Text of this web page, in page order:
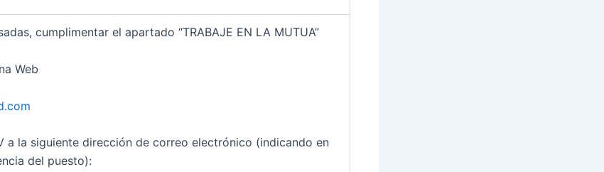
cumplimentar el apartado “TRABAJE EN LA MUTUA”
Web
a la siguiente dirección de correo electrónico (indicando en
del puesto):